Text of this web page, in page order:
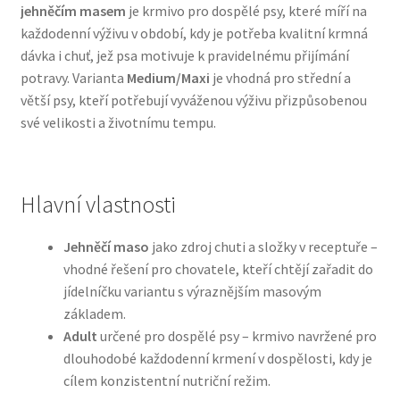
Natural Trainer pro psy — Italské krmivo s
přírodními složkami
Happy Dog — Německá kvalita a přirozené složení
Konzervy a kapsičky pro psy
N&D Farmina pro psy — Italské holistic krmivo
Oblečky pro psy
Pamlsky pro psy
jehněčím masem je krmivo pro dospělé psy, které míří na
každodenní výživu v období, kdy je potřeba kvalitní krmná
dávka i chuť, jež psa motivuje k pravidelnému přijímání
potravy. Varianta Medium/Maxi je vhodná pro střední a
větší psy, kteří potřebují vyváženou výživu přizpůsobenou
své velikosti a životnímu tempu.
Hlavní vlastnosti
Jehněčí maso jako zdroj chuti a složky v receptuře –
vhodné řešení pro chovatele, kteří chtějí zařadit do
jídelníčku variantu s výraznějším masovým
základem.
Adult určené pro dospělé psy – krmivo navržené pro
dlouhodobé každodenní krmení v dospělosti, kdy je
cílem konzistentní nutriční režim.